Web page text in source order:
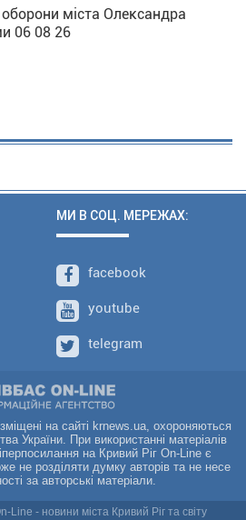
міста Олександра
06 08 26
МИ В СОЦ. МЕРЕЖАХ:
facebook
youtube
telegram
на сайті krnews.ua, охороняються
України. При використанні матеріалів
на Кривий Ріг On-Line є
не розділяти думку авторів та не несе
за авторські матеріали.
- новини міста Кривий Ріг та світу